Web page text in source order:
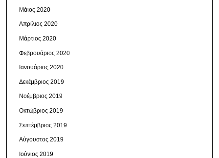
Μάιος 2020
Απρίλιος 2020
Μάρτιος 2020
Φεβρουάριος 2020
Ιανουάριος 2020
Δεκέμβριος 2019
Νοέμβριος 2019
Οκτώβριος 2019
Σεπτέμβριος 2019
Αύγουστος 2019
Ιούνιος 2019